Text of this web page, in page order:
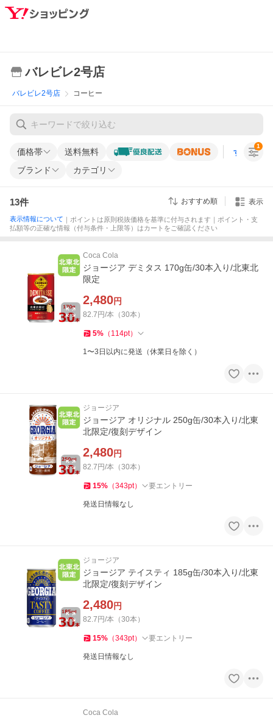
バレビレ2号店
バレビレ2号店 コーヒー
価格帯 送料無料 すべての条
ブランド カテゴリ
1
13件 おすすめ順 表示
表示情報について ｜ポイントは原則税抜価格を基準に付与されます｜ポイント・支
払額等の正確な情報（付与条件・上限等）はカートをご確認ください
Coca Cola
ジョージア デミタス 170g缶/30本入り/北東北
限定
2,480円
82.7円/本（30本）
5% （ 114pt）
1〜3日以内に発送（休業日を除く）
ジョージア
ジョージア オリジナル 250g缶/30本入り/北東
北限定/復刻デザイン
2,480円
82.7円/本（30本）
15% （343pt） 要エントリー
発送日情報なし
ジョージア
ジョージア テイスティ 185g缶/30本入り/北東
北限定/復刻デザイン
2,480円
82.7円/本（30本）
15% （343pt） 要エントリー
発送日情報なし
Coca Cola